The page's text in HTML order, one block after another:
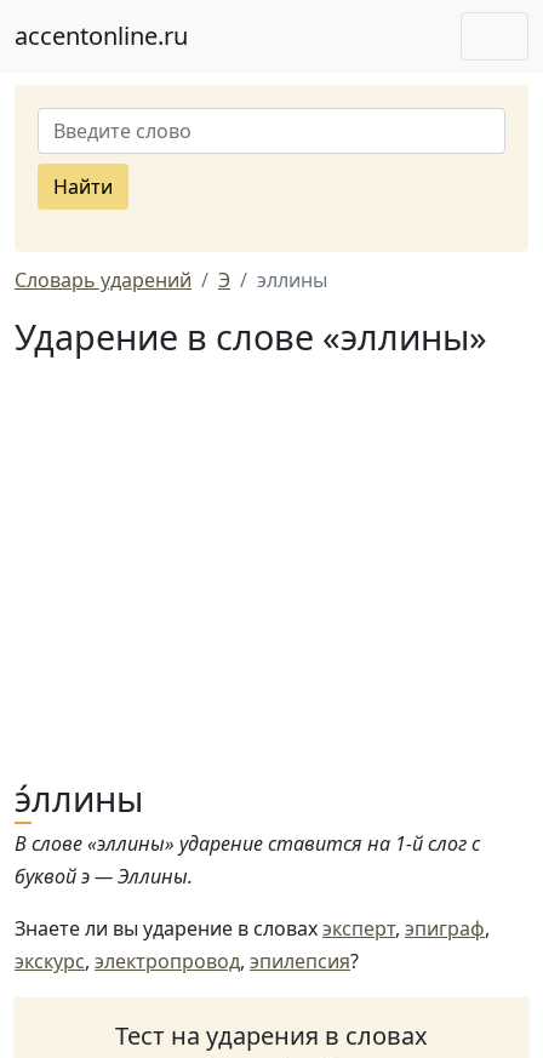
accentonline.ru
Найти
Словарь ударений Э эллины
Ударение в слове «эллины»
э́ллины
В слове «эллины» ударение ставится на 1-й слог с
буквой э — Эллины.
Знаете ли вы ударение в словахэксперт, эпиграф,
экскурс, электропровод, эпилепсия?
Тест на ударения в словах